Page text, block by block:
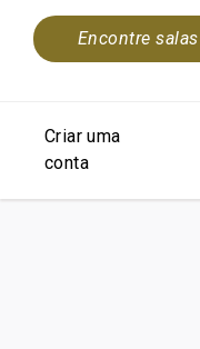
Encontre
Criar uma
conta